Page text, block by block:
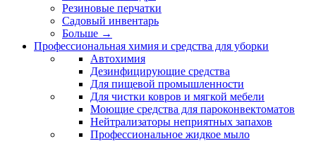
Резиновые перчатки
Садовый инвентарь
Больше →
Профессиональная химия и средства для уборки
Автохимия
Дезинфицирующие средства
Для пищевой промышленности
Для чистки ковров и мягкой мебели
Моющие средства для пароконвектоматов
Нейтрализаторы неприятных запахов
Профессиональное жидкое мыло